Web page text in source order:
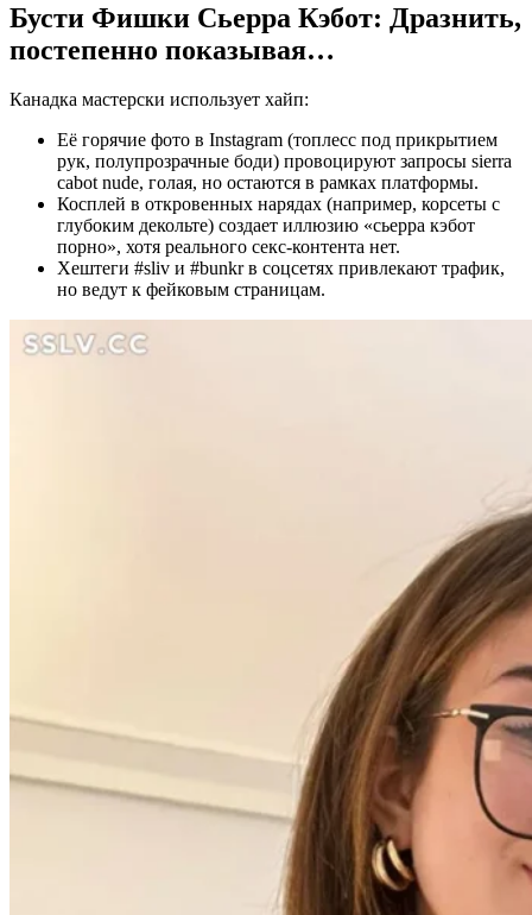
Бусти Фишки Сьерра Кэбот: Дразнить,
постепенно показывая…
Канадка мастерски использует хайп:
Её горячие фото в Instagram (топлесс под прикрытием
рук, полупрозрачные боди) провоцируют запросы sierra
cabot nude, голая, но остаются в рамках платформы.
Косплей в откровенных нарядах (например, корсеты с
глубоким декольте) создает иллюзию «сьерра кэбот
порно», хотя реального секс-контента нет.
Хештеги #sliv и #bunkr в соцсетях привлекают трафик,
но ведут к фейковым страницам.